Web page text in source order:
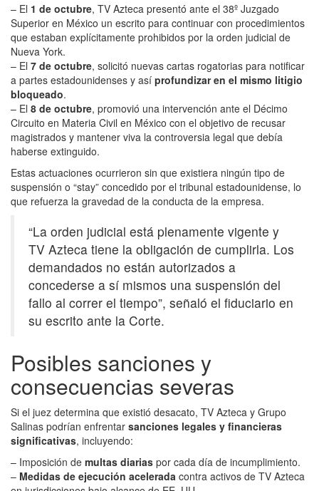
– El 1 de octubre, TV Azteca presentó ante el 38º Juzgado
Superior en México un escrito para continuar con procedimientos
que estaban explícitamente prohibidos por la orden judicial de
Nueva York.
– El 7 de octubre, solicitó nuevas cartas rogatorias para notificar
a partes estadounidenses y así profundizar en el mismo litigio
bloqueado.
– El 8 de octubre, promovió una intervención ante el Décimo
Circuito en Materia Civil en México con el objetivo de recusar
magistrados y mantener viva la controversia legal que debía
haberse extinguido.
Estas actuaciones ocurrieron sin que existiera ningún tipo de
suspensión o “stay” concedido por el tribunal estadounidense, lo
que refuerza la gravedad de la conducta de la empresa.
“La orden judicial está plenamente vigente y
TV Azteca tiene la obligación de cumplirla. Los
demandados no están autorizados a
concederse a sí mismos una suspensión del
fallo al correr el tiempo”, señaló el fiduciario en
su escrito ante la Corte.
Posibles sanciones y
consecuencias severas
Si el juez determina que existió desacato, TV Azteca y Grupo
Salinas podrían enfrentar sanciones legales y financieras
significativas, incluyendo:
– Imposición de multas diarias por cada día de incumplimiento.
– Medidas de ejecución acelerada contra activos de TV Azteca